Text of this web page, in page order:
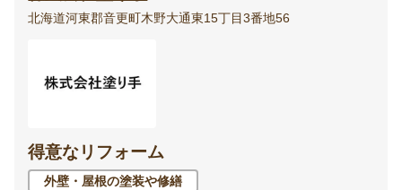
北海道河東郡音更町木野大通東15丁目3番地56
得意なリフォーム
外壁・屋根の塗装や修繕